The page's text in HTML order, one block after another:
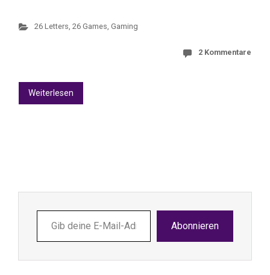
26 Letters, 26 Games, Gaming
2 Kommentare
Weiterlesen
deine
E-
Abonnieren